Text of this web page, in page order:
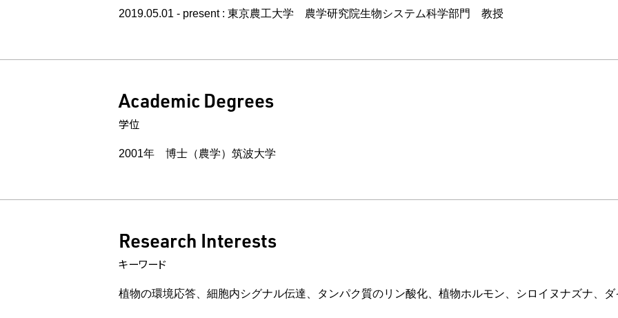
2019.05.01 - present : 東京農工大学 農学研究院生物システム科学部門 教授
Academic Degrees
学位
2001年 博士（農学）筑波大学
Research Interests
キーワード
植物の環境応答、細胞内シグナル伝達、タンパク質のリン酸化、植物ホルモン、シロイヌナズナ、ダ